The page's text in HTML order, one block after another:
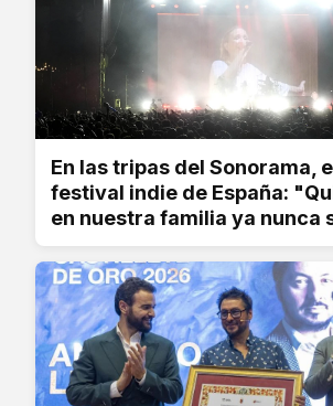
En las tripas del Sonorama,
festival indie de España:
en nuestra familia ya nunca